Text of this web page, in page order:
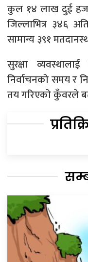
कुल १४ लाख दुई
जिल्लाभित्र ३४६
सामान्य ३९१
सुरक्षा
निर्वाचनको समय र
तय गरिएको कुँवरले